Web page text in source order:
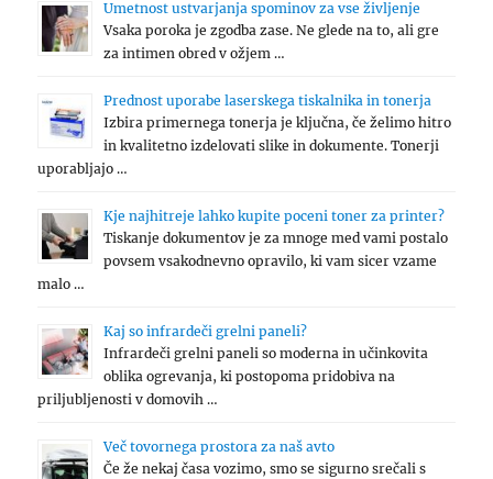
Umetnost ustvarjanja spominov za vse življenje
Vsaka poroka je zgodba zase. Ne glede na to, ali gre
za intimen obred v ožjem …
Prednost uporabe laserskega tiskalnika in tonerja
Izbira primernega tonerja je ključna, če želimo hitro
in kvalitetno izdelovati slike in dokumente. Tonerji
uporabljajo …
Kje najhitreje lahko kupite poceni toner za printer?
Tiskanje dokumentov je za mnoge med vami postalo
povsem vsakodnevno opravilo, ki vam sicer vzame
malo …
Kaj so infrardeči grelni paneli?
Infrardeči grelni paneli so moderna in učinkovita
oblika ogrevanja, ki postopoma pridobiva na
priljubljenosti v domovih …
Več tovornega prostora za naš avto
Če že nekaj časa vozimo, smo se sigurno srečali s